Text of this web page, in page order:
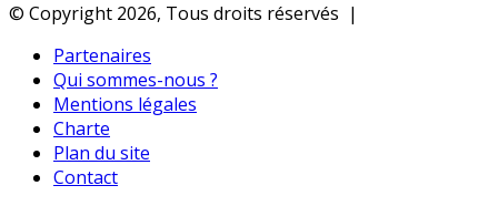
© Copyright 2026, Tous droits réservés |
Partenaires
Qui sommes-nous ?
Mentions légales
Charte
Plan du site
Contact